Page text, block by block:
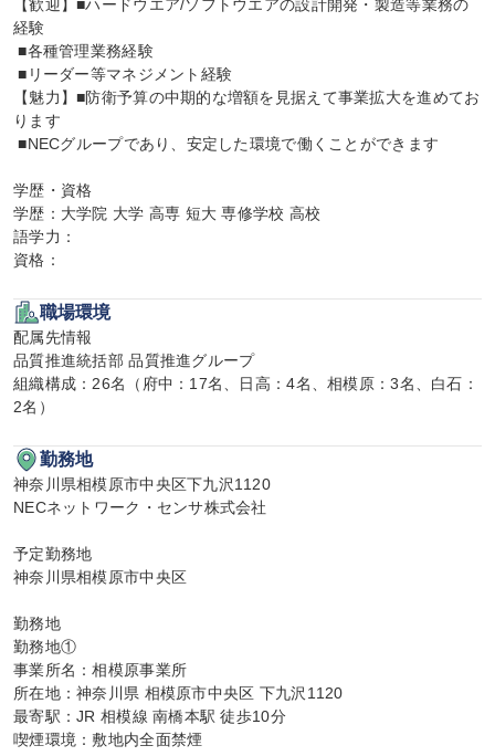
【歓迎】■ハードウエア/ソフトウエアの設計開発・製造等業務の
経験
■各種管理業務経験
■リーダー等マネジメント経験
【魅力】■防衛予算の中期的な増額を見据えて事業拡大を進めてお
ります
■NECグループであり、安定した環境で働くことができます
学歴・資格
学歴：大学院 大学 高専 短大 専修学校 高校
語学力：
資格：
職場環境
配属先情報
品質推進統括部 品質推進グループ
組織構成：26名（府中：17名、日高：4名、相模原：3名、白石：
2名）
勤務地
神奈川県相模原市中央区下九沢1120
NECネットワーク・センサ株式会社
予定勤務地
神奈川県相模原市中央区
勤務地
勤務地①
事業所名：相模原事業所
所在地：神奈川県 相模原市中央区 下九沢1120
最寄駅：JR 相模線 南橋本駅 徒歩10分
喫煙環境：敷地内全面禁煙